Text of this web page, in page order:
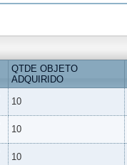
QTDE OBJETO
ADQUIRIDO
10
10
10